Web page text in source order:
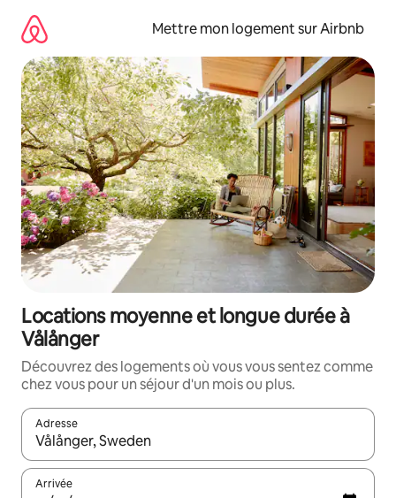
directement
contenu
Mettre mon logement sur Airbnb
Locations moyenne et longue durée à
Vålånger
Découvrez des logements où vous vous sentez comme
chez vous pour un séjour d'un mois ou plus.
Adresse
Lorsque les résultats s'affichent, utilisez les flèches vers le
Arrivée